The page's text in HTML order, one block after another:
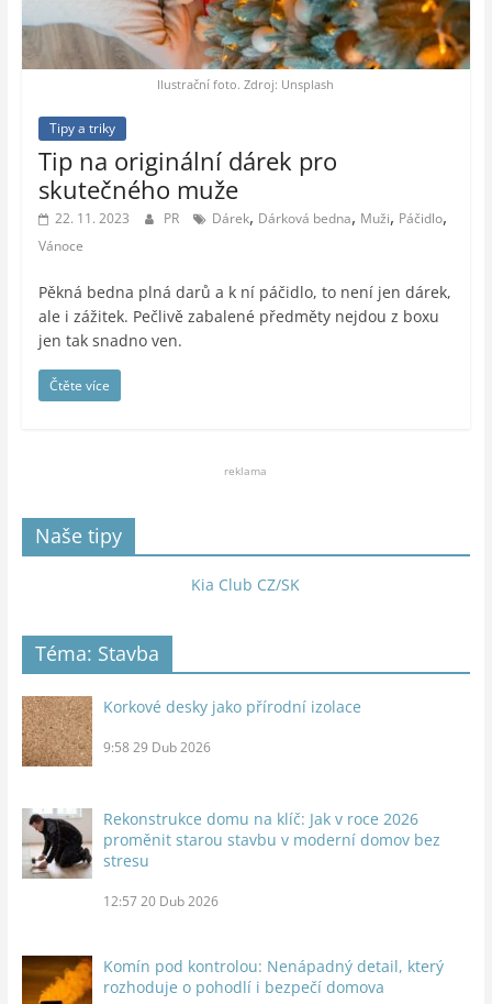
moto,
vesmír
Ilustrační foto. Zdroj: Unsplash
Tipy a triky
Tip na originální dárek pro
skutečného muže
22. 11. 2023 PR Dárek, Dárková bedna, Muži, Páčidlo,
Vánoce
Pěkná bedna plná darů a k ní páčidlo, to není jen dárek,
ale i zážitek. Pečlivě zabalené předměty nejdou z boxu
jen tak snadno ven.
Čtěte více
reklama
Naše tipy
Kia Club CZ/SK
Téma: Stavba
Korkové desky jako přírodní izolace
9:58 29 Dub 2026
Rekonstrukce domu na klíč: Jak v roce 2026
proměnit starou stavbu v moderní domov bez
stresu
12:57 20 Dub 2026
Komín pod kontrolou: Nenápadný detail, který
rozhoduje o pohodlí i bezpečí domova